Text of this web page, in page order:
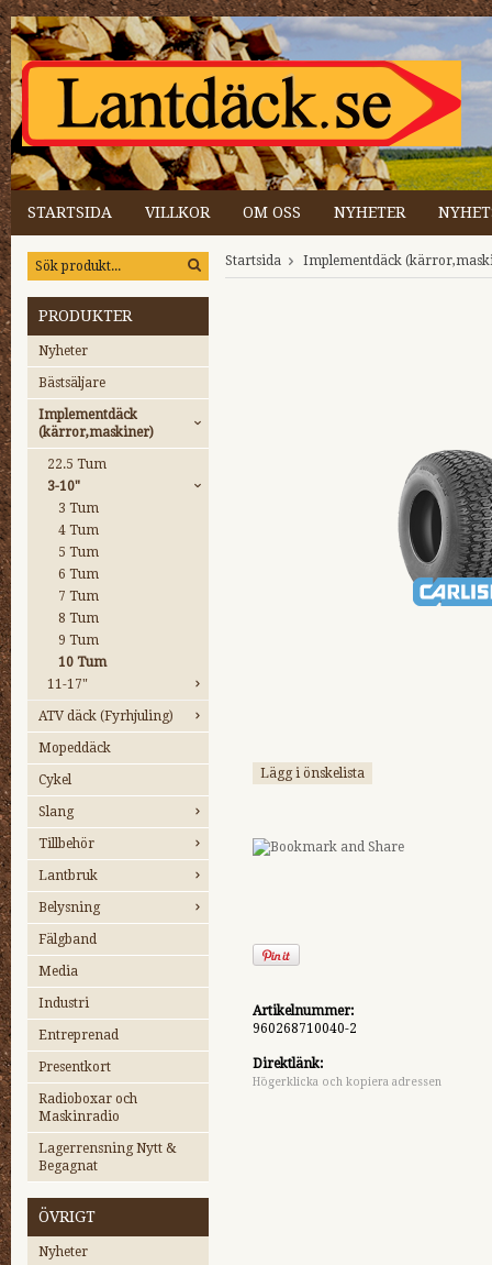
STARTSIDA VILLKOR OM OSS NYHETER
PRODUKTER
Nyheter
Bästsäljare
Implementdäck
(kärror,maskiner)
22.5 Tum
3-10"
3 Tum
4 Tum
5 Tum
6 Tum
7 Tum
8 Tum
9 Tum
10 Tum
11-17"
ATV däck (Fyrhjuling)
Mopeddäck
Cykel
Slang
Tillbehör
Lantbruk
Belysning
Fälgband
Media
Industri
Entreprenad
Presentkort
Radioboxar och
Maskinradio
Lagerrensning Nytt &
Begagnat
ÖVRIGT
Nyheter
Startsida Implementdäck
Lägg i önskelista
Artikelnummer:
960268710040-2
Direktlänk:
Högerklicka och kopiera adressen